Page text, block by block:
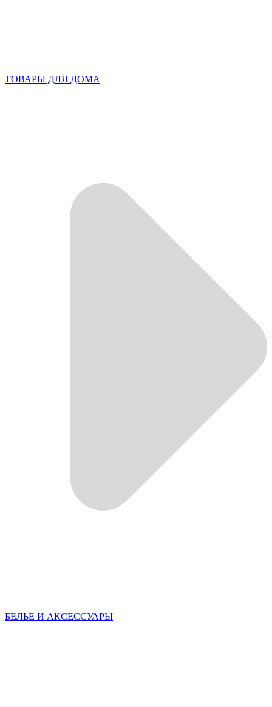
ТОВАРЫ ДЛЯ ДОМА
БЕЛЬЕ И АКСЕССУАРЫ